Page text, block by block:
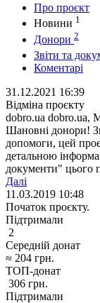
Про проєкт
Новини 1
Донори 2
Звіти та
Коментарі
31.12.2021 16:39
Відміна проєкту
dobro.ua dobro.ua,
Шановні донори!
допомоги, цей
детальною
документи" цього
Далі
11.03.2019 10:48
Початок проєкту.
Підтримали
2
Середній донат
≈ 204 грн.
ТОП-донат
306 грн.
Підтримали